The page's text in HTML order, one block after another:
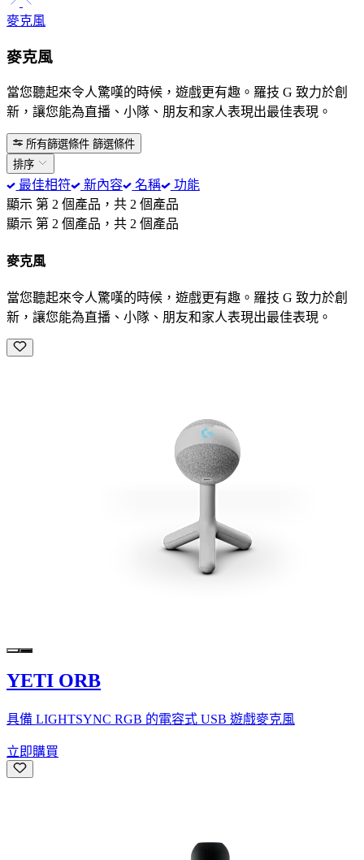
麥克風
麥克風
當您聽起來令人驚嘆的時候，遊戲更有趣。羅技 G 致力於創
新，讓您能為直播、小隊、朋友和家人表現出最佳表現。
所有篩選條件 篩選條件
排序
最佳相符 新內容 名稱
功能
顯示 第 2 個產品，共 2 個產品
顯示 第 2 個產品，共 2 個產品
麥克風
當您聽起來令人驚嘆的時候，遊戲更有趣。羅技 G 致力於創
新，讓您能為直播、小隊、朋友和家人表現出最佳表現。
YETI ORB
具備 LIGHTSYNC RGB 的電容式 USB 遊戲麥克風
立即購買